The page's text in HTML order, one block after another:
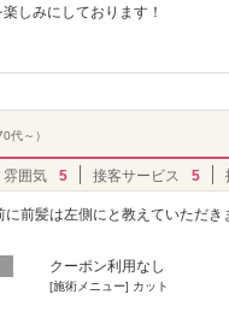
しみにしております！
代～）
雰囲気 5 接客サービス 5
前髪は左側にと教えていただき
クーポン利用なし
[施術メニュー] カット